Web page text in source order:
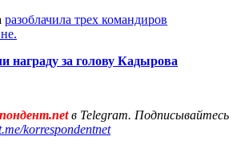
разоблачила трех командиров
награду за голову Кадырова
в Telegram. Подписывайтесь
korrespondentnet